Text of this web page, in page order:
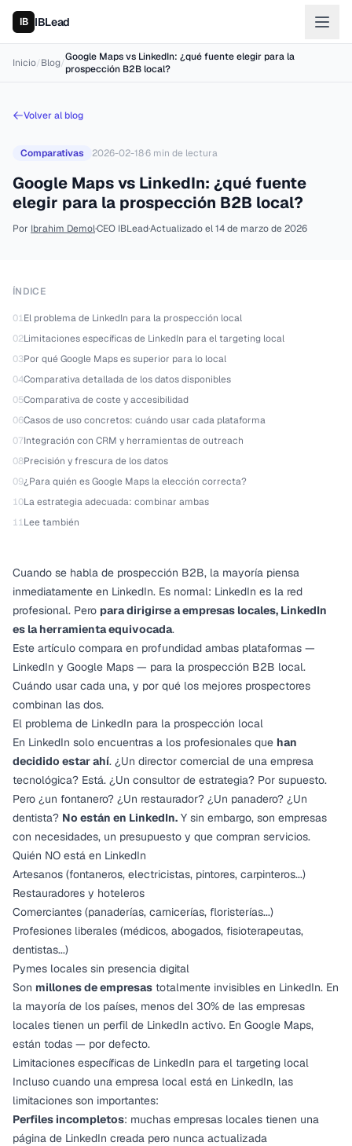
IBLead
Inicio/Blog/Google Maps vs LinkedIn: ¿qué fuente elegir para la
prospección B2B local?
Volver al blog
Comparativas 2026-02-18·6 min de lectura
Google Maps vs LinkedIn: ¿qué fuente
elegir para la prospección B2B local?
Por Ibrahim Demol·CEO IBLead·Actualizado el14 de marzo de 2026
ÍNDICE
01El problema de LinkedIn para la prospección local
02Limitaciones específicas de LinkedIn para el targeting local
03Por qué Google Maps es superior para lo local
04Comparativa detallada de los datos disponibles
05Comparativa de coste y accesibilidad
06Casos de uso concretos: cuándo usar cada plataforma
07Integración con CRM y herramientas de outreach
08Precisión y frescura de los datos
09¿Para quién es Google Maps la elección correcta?
10La estrategia adecuada: combinar ambas
11Lee también
Cuando se habla de prospección B2B, la mayoría piensa
inmediatamente en LinkedIn. Es normal: LinkedIn es la red
profesional. Pero para dirigirse a empresas locales, LinkedIn
es la herramienta equivocada.
Este artículo compara en profundidad ambas plataformas —
LinkedIn y Google Maps — para la prospección B2B local.
Cuándo usar cada una, y por qué los mejores prospectores
combinan las dos.
El problema de LinkedIn para la prospección local
En LinkedIn solo encuentras a los profesionales que han
decidido estar ahí. ¿Un director comercial de una empresa
tecnológica? Está. ¿Un consultor de estrategia? Por supuesto.
Pero ¿un fontanero? ¿Un restaurador? ¿Un panadero? ¿Un
dentista? No están en LinkedIn. Y sin embargo, son empresas
con necesidades, un presupuesto y que compran servicios.
Quién NO está en LinkedIn
Artesanos (fontaneros, electricistas, pintores, carpinteros...)
Restauradores y hoteleros
Comerciantes (panaderías, carnicerías, floristerías...)
Profesiones liberales (médicos, abogados, fisioterapeutas,
dentistas...)
Pymes locales sin presencia digital
Son millones de empresas totalmente invisibles en LinkedIn. En
la mayoría de los países, menos del 30% de las empresas
locales tienen un perfil de LinkedIn activo. En Google Maps,
están todas — por defecto.
Limitaciones específicas de LinkedIn para el targeting local
Incluso cuando una empresa local está en LinkedIn, las
limitaciones son importantes:
Perfiles incompletos: muchas empresas locales tienen una
página de LinkedIn creada pero nunca actualizada